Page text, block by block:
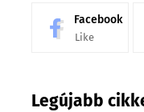
Facebook
Like
Legújabb